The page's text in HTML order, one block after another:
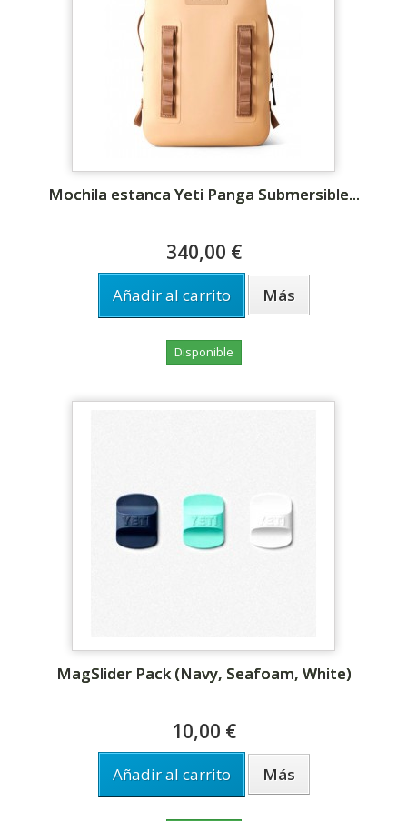
Mochila estanca Yeti Panga Submersible...
340,00 €
Añadir al carrito Más
Disponible
MagSlider Pack (Navy, Seafoam, White)
10,00 €
Añadir al carrito Más